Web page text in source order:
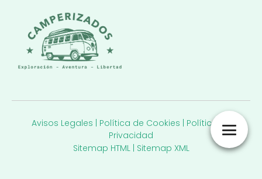
Avisos Legales Política de Cookies
Política de
Privacidad
Sitemap HTML| Sitemap XML